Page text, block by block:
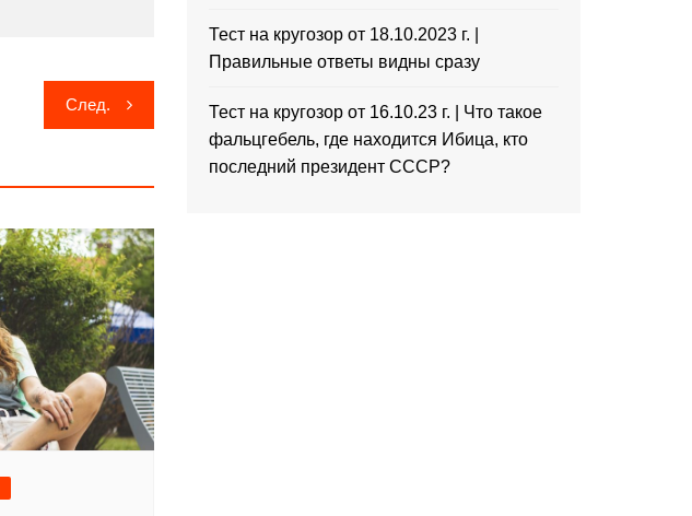
След.
Тест на кругозор от 18.10.2023 г. |
Правильные ответы видны сразу
Тест на кругозор от 16.10.23 г. | Что такое
фальцгебель, где находится Ибица, кто
последний президент СССР?